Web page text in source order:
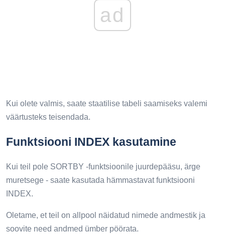
ad
Kui olete valmis, saate staatilise tabeli saamiseks valemi
väärtusteks teisendada.
Funktsiooni INDEX kasutamine
Kui teil pole SORTBY -funktsioonile juurdepääsu, ärge
muretsege - saate kasutada hämmastavat funktsiooni
INDEX.
Oletame, et teil on allpool näidatud nimede andmestik ja
soovite need andmed ümber pöörata.